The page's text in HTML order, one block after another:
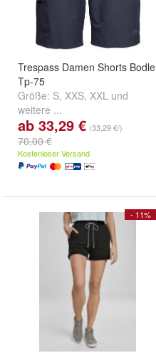
Trespass Damen Shorts Bodle
Tp-75
Größe: S, XXS, XXL und
weitere ...
ab 33,29 € (33,29 €/)
70,00 €
Kostenloser Versand
- 11%